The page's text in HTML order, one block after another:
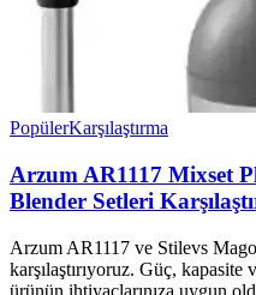
PopülerKarşılaştırma
Arzum AR1117 Mixset
Blender Setleri
Arzum AR1117 ve Stilevs
karşılaştırıyoruz. Güç, kapasite
ürünün ihtiyaçlarınıza uygun